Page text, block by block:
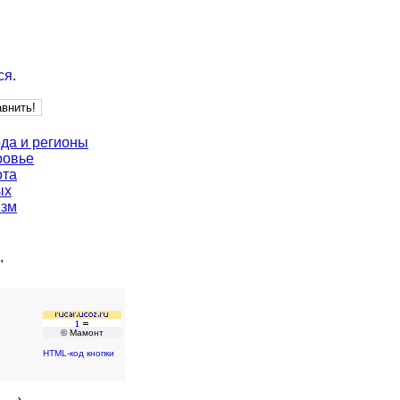
.
и регионы
© Мамонт
HTML-код кнопки